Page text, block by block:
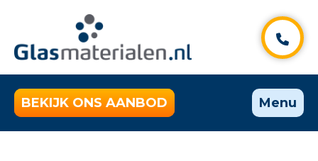
BEKIJK ONS AANBOD Menu